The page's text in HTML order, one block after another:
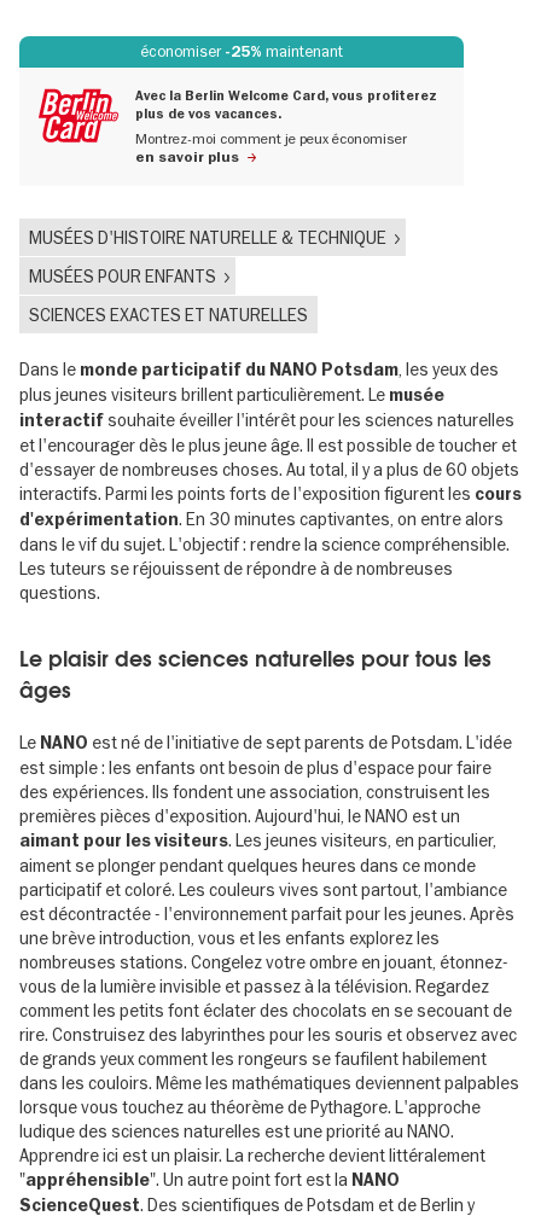
économiser-25% maintenant
Avec la Berlin Welcome Card, vous profiterez
plus de vos vacances.
Montrez-moi comment je peux économiser
en savoir plus
MUSÉES D'HISTOIRE NATURELLE & TECHNIQUE
MUSÉES POUR ENFANTS
SCIENCES EXACTES ET NATURELLES
Dans le monde participatif du NANO Potsdam, les yeux des
plus jeunes visiteurs brillent particulièrement. Le musée
interactif souhaite éveiller l'intérêt pour les sciences naturelles
et l'encourager dès le plus jeune âge. Il est possible de toucher et
d'essayer de nombreuses choses. Au total, il y a plus de 60 objets
interactifs. Parmi les points forts de l'exposition figurent les cours
d'expérimentation. En 30 minutes captivantes, on entre alors
dans le vif du sujet. L'objectif : rendre la science compréhensible.
Les tuteurs se réjouissent de répondre à de nombreuses
questions.
Le plaisir des sciences naturelles pour tous les
âges
Le NANO est né de l'initiative de sept parents de Potsdam. L'idée
est simple : les enfants ont besoin de plus d'espace pour faire
des expériences. Ils fondent une association, construisent les
premières pièces d'exposition. Aujourd'hui, le NANO est un
aimant pour les visiteurs. Les jeunes visiteurs, en particulier,
aiment se plonger pendant quelques heures dans ce monde
participatif et coloré. Les couleurs vives sont partout, l'ambiance
est décontractée - l'environnement parfait pour les jeunes. Après
une brève introduction, vous et les enfants explorez les
nombreuses stations. Congelez votre ombre en jouant, étonnez-
vous de la lumière invisible et passez à la télévision. Regardez
comment les petits font éclater des chocolats en se secouant de
rire. Construisez des labyrinthes pour les souris et observez avec
de grands yeux comment les rongeurs se faufilent habilement
dans les couloirs. Même les mathématiques deviennent palpables
lorsque vous touchez au théorème de Pythagore. L'approche
ludique des sciences naturelles est une priorité au NANO.
Apprendre ici est un plaisir. La recherche devient littéralement
"appréhensible". Un autre point fort est la NANO
ScienceQuest. Des scientifiques de Potsdam et de Berlin y